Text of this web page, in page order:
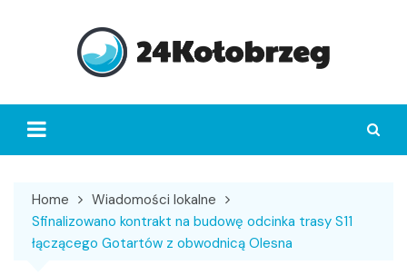
Home
Wiadomości lokalne
Sfinalizowano kontrakt na budowę odcinka trasy S11
łączącego Gotartów z obwodnicą Olesna